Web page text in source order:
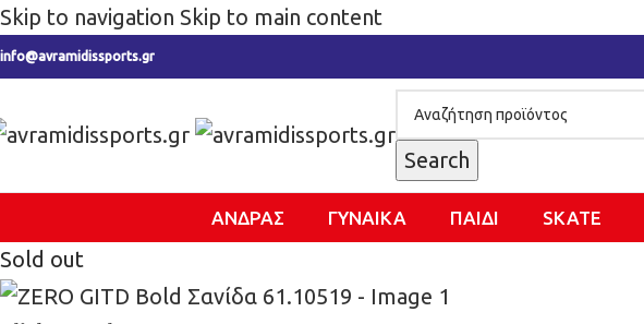
Skip to navigation Skip to main content
info@avramidissports.gr
Search
ΑΝΔΡΑΣ ΓΥΝΑΙΚΑ ΠΑΙΔΙ SKATE
Sold out